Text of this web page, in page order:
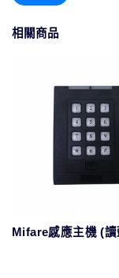
相關商品
Mifare感應主機 (讀